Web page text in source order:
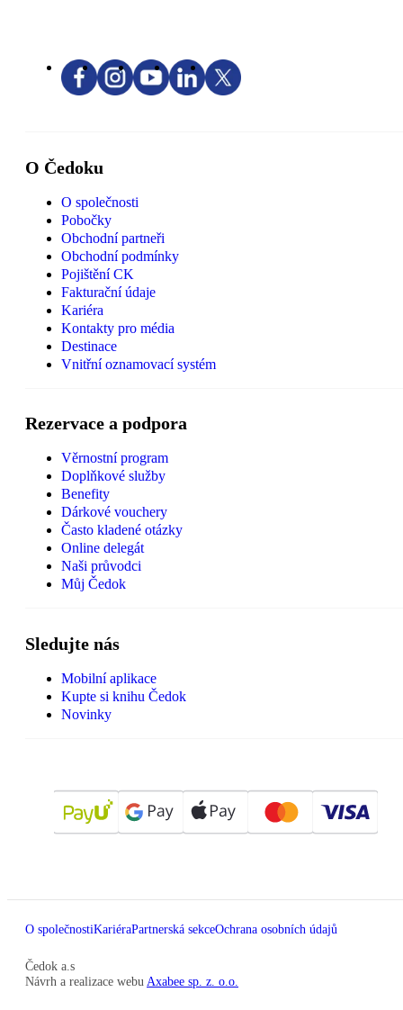
O Čedoku
O společnosti
Pobočky
Obchodní partneři
Obchodní podmínky
Pojištění CK
Fakturační údaje
Kariéra
Kontakty pro média
Destinace
Vnitřní oznamovací systém
Rezervace a podpora
Věrnostní program
Doplňkové služby
Benefity
Dárkové vouchery
Často kladené otázky
Online delegát
Naši průvodci
Můj Čedok
Sledujte nás
Mobilní aplikace
Kupte si knihu Čedok
Novinky
O společnostiKariéraPartnerská sekceOchrana osobních údajů
Čedok a.s
Návrh a realizace webu Axabee sp. z. o.o.